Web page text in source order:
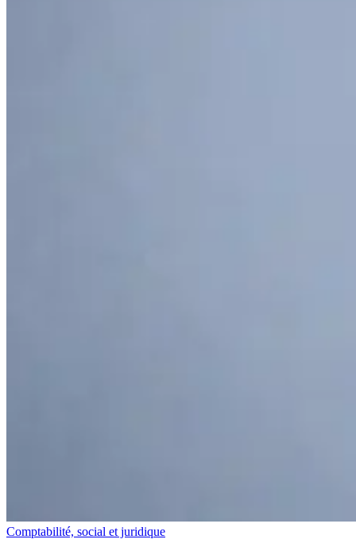
Comptabilité, social et juridique